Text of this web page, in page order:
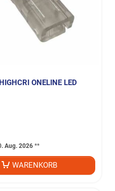
ONELINE LED
Aug. 2026 **
WARENKORB